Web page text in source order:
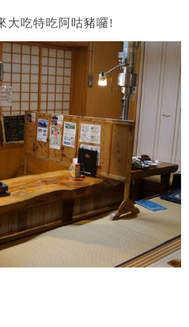
大吃特吃阿咕豬囉!